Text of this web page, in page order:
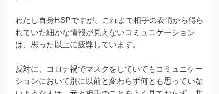
わたし自身HSPですが、これまで相手の表情から得ら
れていた細かな情報が見えないコミュニケーション
は、思った以上に疲弊しています。
反対に、コロナ禍でマスクをしていてもコミュニケー
ションにおいて別に以前と変わらず何とも思っていな